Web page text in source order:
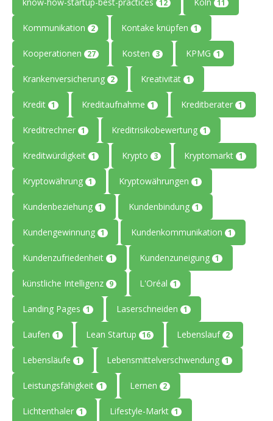
12 11
Kommunikation 2 Kontake knüpfen 1
Kooperationen 27 Kosten 3 KPMG 1
Krankenversicherung 2 Kreativität 1
Kredit 1 Kreditaufnahme 1 Kreditberater 1
Kreditrechner 1 Kreditrisikobewertung 1
Kreditwürdigkeit 1 Krypto 3 Kryptomarkt 1
Kryptowährung 1 Kryptowährungen 1
Kundenbeziehung 1 Kundenbindung 1
Kundengewinnung 1 Kundenkommunikation 1
Kundenzufriedenheit 1 Kundenzuneigung 1
künstliche Intelligenz 9 L'Oréal 1
Landing Pages 1 Laserschneiden 1
Laufen 1 Lean Startup 16 Lebenslauf 2
Lebensläufe 1 Lebensmittelverschwendung 1
Leistungsfähigkeit 1 Lernen 2
Lichtenthaler 1 Lifestyle-Markt 1